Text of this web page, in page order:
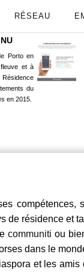
RÉSEAU
Porto en
et à
du
en 2015.
compétences,
de résidence et
communiti ou
dans le
et les amis